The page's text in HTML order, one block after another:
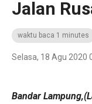
Jalan
waktu baca 1 minutes
Selasa, 18 Agu 2020
Bandar